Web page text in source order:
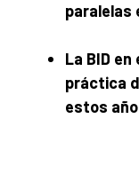
paralelas
La BID
práctica
estos